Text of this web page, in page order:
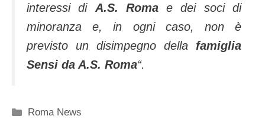
interessi di A.S. Romae dei soci di
minoranza e, in ogni caso, non è
previsto un disimpegno della famiglia
Sensi da A.S. Roma“.
Categorie
Roma News